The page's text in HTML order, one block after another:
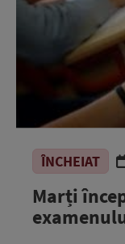
ÎNCHEIAT
Marți